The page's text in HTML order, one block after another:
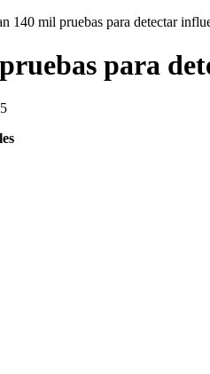
140 mil pruebas para detectar
para